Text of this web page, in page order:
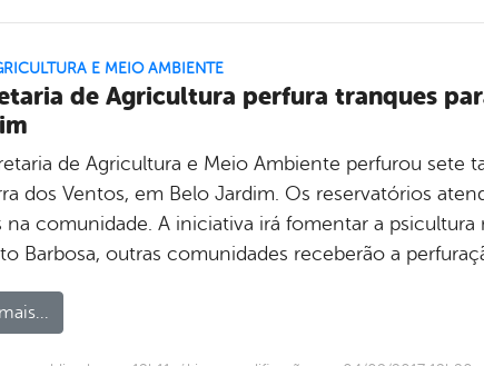
E MEIO AMBIENTE
de Agricultura perfura tranques
de Agricultura e Meio Ambiente perfurou sete
dos Ventos, em Belo Jardim. Os reservatórios
na comunidade. A iniciativa irá fomentar a
Barbosa, outras comunidades receberão a